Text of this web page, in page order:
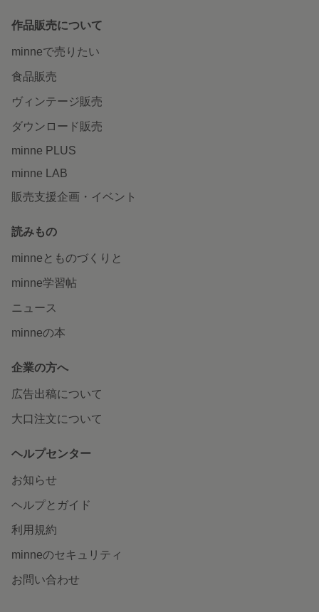
作品販売について
minneで売りたい
食品販売
ヴィンテージ販売
ダウンロード販売
minne PLUS
minne LAB
販売支援企画・イベント
読みもの
minneとものづくりと
minne学習帖
ニュース
minneの本
企業の方へ
広告出稿について
大口注文について
ヘルプセンター
お知らせ
ヘルプとガイド
利用規約
minneのセキュリティ
お問い合わせ